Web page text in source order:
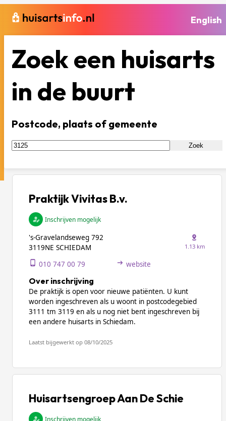
English
Zoek een huisarts
in de buurt
Postcode, plaats of gemeente
Zoek
Praktijk Vivitas B.v.
Inschrijven mogelijk
's-Gravelandseweg 792
3119NE SCHIEDAM
1.13 km
010 747 00 79 website
Over inschrijving
De praktijk is open voor nieuwe patiënten. U kunt
worden ingeschreven als u woont in postcodegebied
3111 tm 3119 en als u nog niet bent ingeschreven bij
een andere huisarts in Schiedam.
Laatst bijgewerkt op 08/10/2025
Huisartsengroep Aan De Schie
Inschrijven mogelijk